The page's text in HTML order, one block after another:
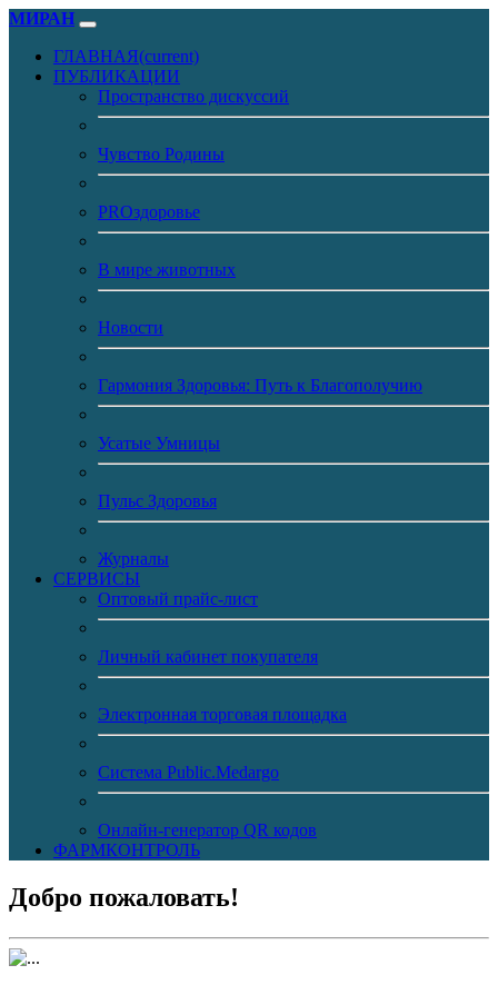
МИРАН
ГЛАВНАЯ(current)
ПУБЛИКАЦИИ
Пространство дискуссий
Чувство Родины
PROздоровье
В мире животных
Новости
Гармония Здоровья: Путь к Благополучию
Усатые Умницы
Пульс Здоровья
Журналы
CЕРВИСЫ
Оптовый прайс-лист
Личный кабинет покупателя
Электронная торговая площадка
Система Public.Medargo
Онлайн-генератор QR кодов
ФАРМКОНТРОЛЬ
Добро пожаловать!